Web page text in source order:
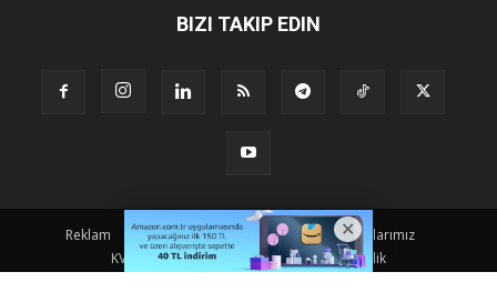
BIZI TAKIP EDIN
Reklam Künye Hakkımızda Iletişim
Yazarlarımız
KVKK Aydınlatma Metni
Kullanım ve Gizlilik